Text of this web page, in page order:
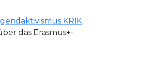
KRIK
das Erasmus+-